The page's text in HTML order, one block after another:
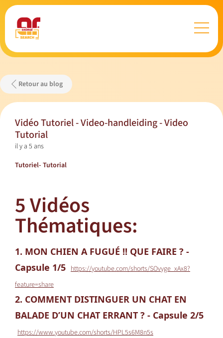
Retour au blog
Vidéo Tutoriel - Video-handleiding - Video
Tutorial
il y a 5 ans
Tutoriel- Tutorial
5 Vidéos
Thématiques:
1. MON CHIEN A FUGUÉ !! QUE FAIRE ? -
Capsule 1/5 https://youtube.com/shorts/SOvyge_xAx8?
feature=share
2. COMMENT DISTINGUER UN CHAT EN
BALADE D’UN CHAT ERRANT ? - Capsule 2/5
https://www.youtube.com/shorts/HPL5s6M8n5s